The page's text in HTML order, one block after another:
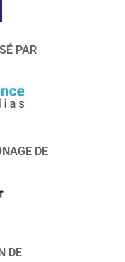
PAR
DE
DE